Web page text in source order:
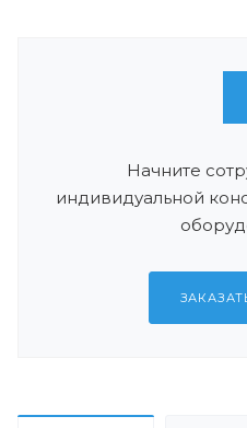
Начните
индивидуальной